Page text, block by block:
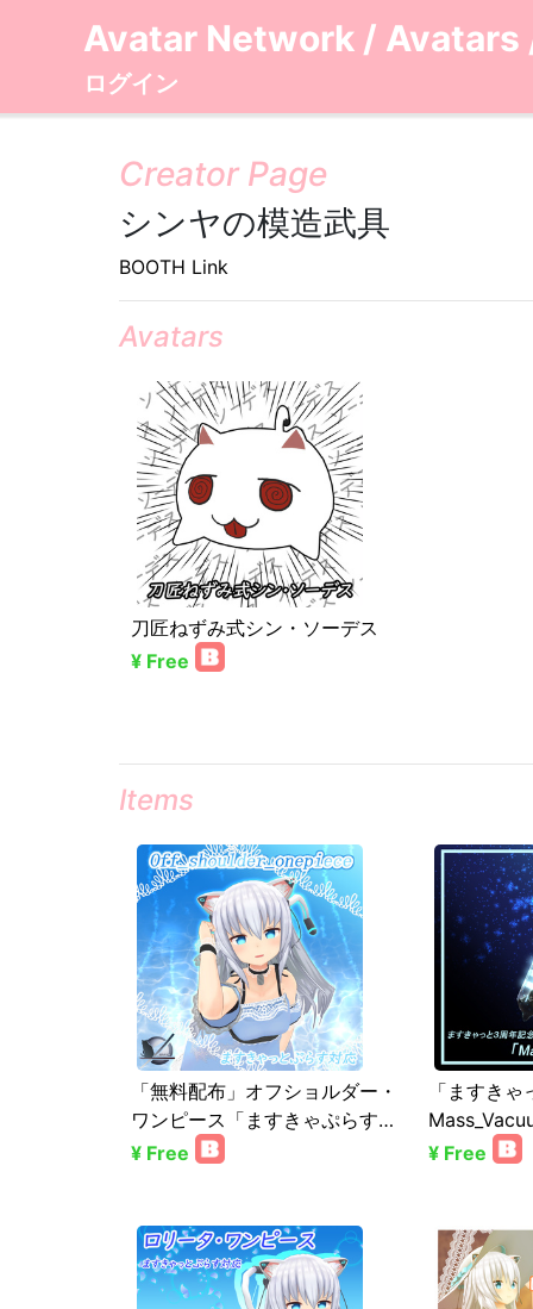
Avatar Network / Avatars
ログイン
Creator Page
シンヤの模造武具
BOOTH Link
Avatars
刀匠ねずみ式シン・ソーデス
¥ Free
Items
「無料配布」オフショルダー・
ワンピース「ますきゃぷらす…
¥ Free
「ますき
¥ Free